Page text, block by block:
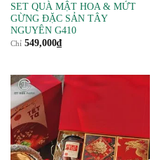
SET QUÀ MẬT HOA & MỨT
GỪNG ĐẶC SẢN TÂY
NGUYÊN G410
Chỉ 549,000₫